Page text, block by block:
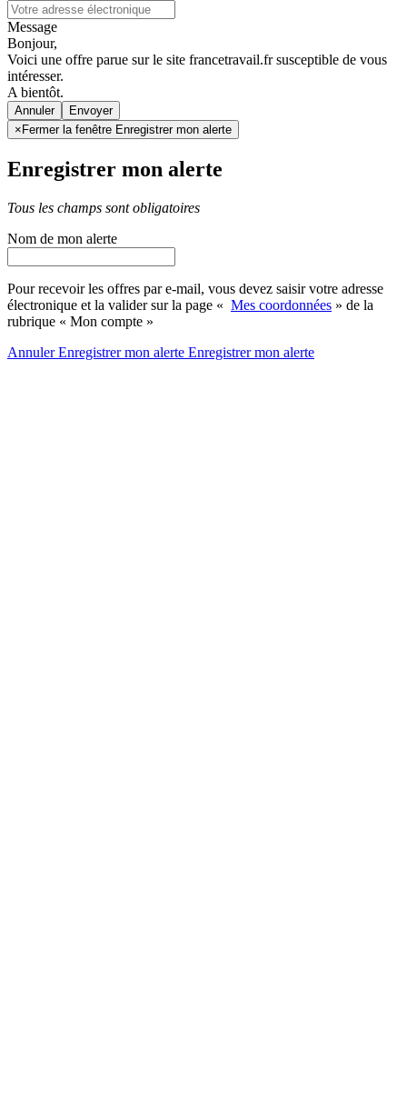
Message
Bonjour,
Voici une offre parue sur le site francetravail.fr susceptible de vous
intéresser.
A bientôt.
Annuler
× Fermer la fenêtre Enregistrer mon alerte
Enregistrer mon alerte
Tous les champs sont obligatoires
Nom de mon alerte
Pour recevoir les offres par e-mail, vous devez saisir votre adresse
électronique et la valider sur la page « Mes coordonnées » de la
rubrique « Mon compte »
AnnulerEnregistrer mon alerte Enregistrermon alerte